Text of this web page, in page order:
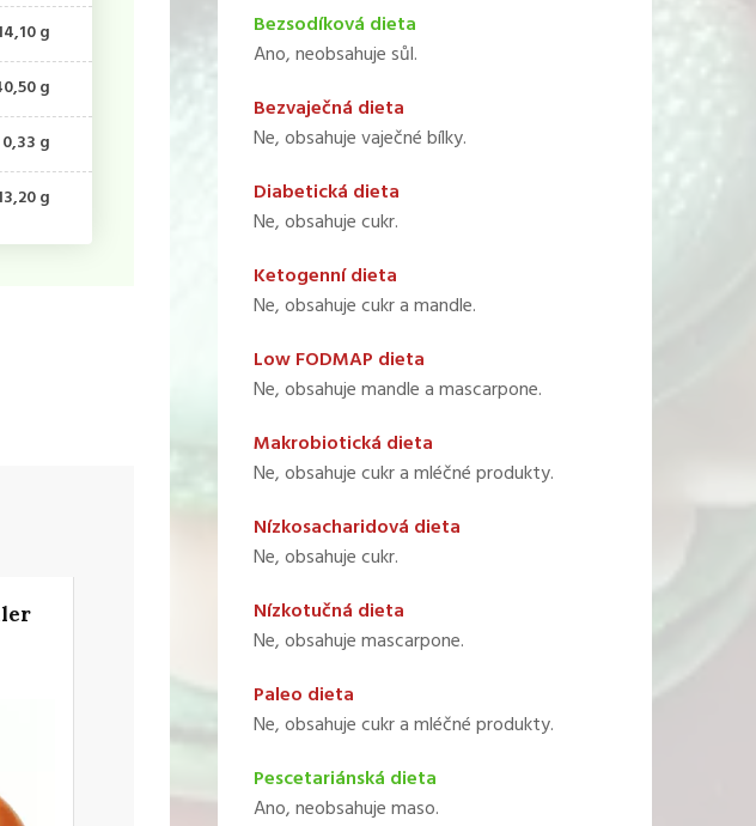
g
g
0,33 g
g
Bezsodíková dieta
Ano, neobsahuje sůl.
Bezvaječná dieta
Ne, obsahuje vaječné bílky.
Diabetická dieta
Ne, obsahuje cukr.
Ketogenní dieta
Ne, obsahuje cukr a mandle.
Low FODMAP dieta
Ne, obsahuje mandle a mascarpone.
Makrobiotická dieta
Ne, obsahuje cukr a mléčné produkty.
Nízkosacharidová dieta
Ne, obsahuje cukr.
Nízkotučná dieta
Ne, obsahuje mascarpone.
Paleo dieta
Ne, obsahuje cukr a mléčné produkty.
Pescetariánská dieta
Ano, neobsahuje maso.